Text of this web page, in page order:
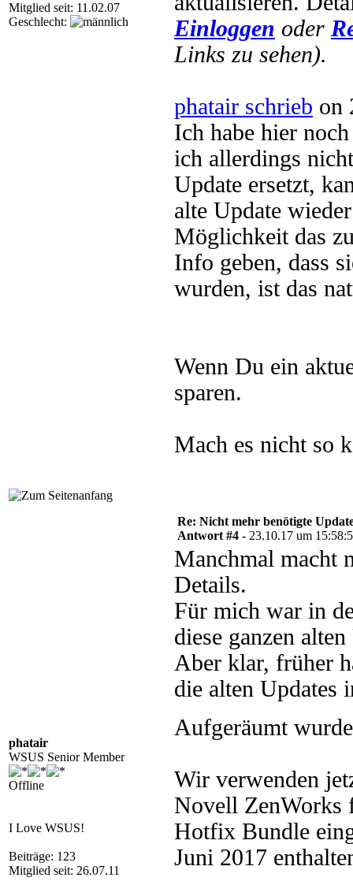
Mitglied seit: 11.02.07
Geschlecht:
Einloggen oder
Links zu sehen).
phatair schrieb on
Ich habe hier
ich allerdings
Update ersetzt,
alte Update
Möglichkeit das
Info geben, dass
wurden, ist das
Wenn Du ein
sparen.
Mach es nicht so
phatair
WSUS Senior Member
Offline
I Love WSUS!
Beiträge: 123
Mitglied seit: 26.07.11
Re: Nicht mehr benötigte
Antwort #4 - 23.10.17 um
Manchmal macht
Details.
Für mich war in
diese ganzen
Aber klar, früher
die alten Updates
Aufgeräumt
Wir verwenden
Novell ZenWorks
Hotfix Bundle
Juni 2017